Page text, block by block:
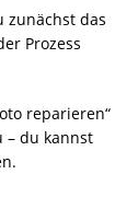
zunächst das
Prozess
reparieren“
– du kannst